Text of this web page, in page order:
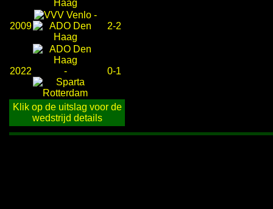
2009
-
2-2
2022 - 0-1
Klik op de uitslag voor de
wedstrijd details